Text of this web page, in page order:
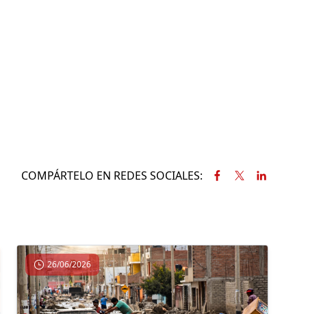
COMPÁRTELO EN REDES SOCIALES:
26/06/2026